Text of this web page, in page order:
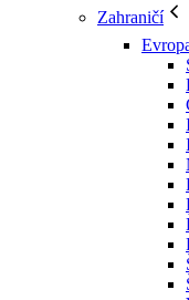
Zahraničí